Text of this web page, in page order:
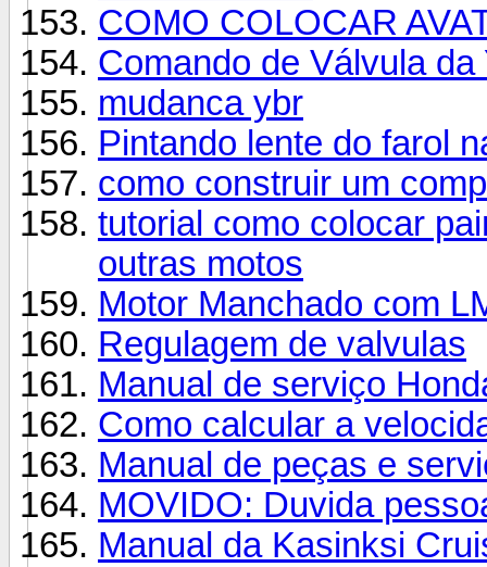
COMO COLOCAR
Comando de Válvula da
mudanca ybr
Pintando lente do farol
como construir um
tutorial como colocar
outras motos
Motor Manchado com
Regulagem de valvulas
Manual de serviço
Como calcular a
Manual de peças e
MOVIDO: Duvida
Manual da Kasinksi